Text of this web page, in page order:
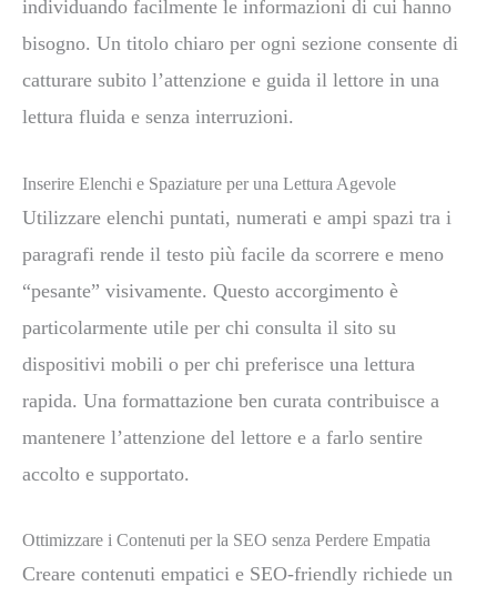
individuando facilmente le informazioni di cui hanno
bisogno. Un titolo chiaro per ogni sezione consente di
catturare subito l’attenzione e guida il lettore in una
lettura fluida e senza interruzioni.
Inserire Elenchi e Spaziature per una Lettura Agevole
Utilizzare elenchi puntati, numerati e ampi spazi tra i
paragrafi rende il testo più facile da scorrere e meno
“pesante” visivamente. Questo accorgimento è
particolarmente utile per chi consulta il sito su
dispositivi mobili o per chi preferisce una lettura
rapida. Una formattazione ben curata contribuisce a
mantenere l’attenzione del lettore e a farlo sentire
accolto e supportato.
Ottimizzare i Contenuti per la SEO senza Perdere Empatia
Creare contenuti empatici e SEO-friendly richiede un